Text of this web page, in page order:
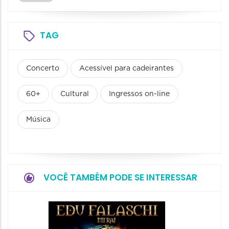
TAG
Concerto Acessível para cadeirantes
60+ Cultural Ingressos on-line
Música
VOCÊ TAMBÉM PODE SE INTERESSAR